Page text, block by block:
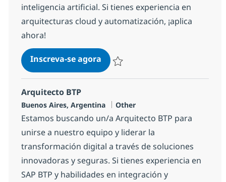
inteligencia artificial. Si tienes experiencia en
arquitecturas cloud y automatización, ¡aplica
ahora!
Inscreva-se agoraLider Tecnico IA
Arquitecto BTP
Localização
Buenos Aires, Argentina Categoria
Other
Estamos buscando un/a Arquitecto BTP para
unirse a nuestro equipo y liderar la
transformación digital a través de soluciones
innovadoras y seguras. Si tienes experiencia en
SAP BTP y habilidades en integración y